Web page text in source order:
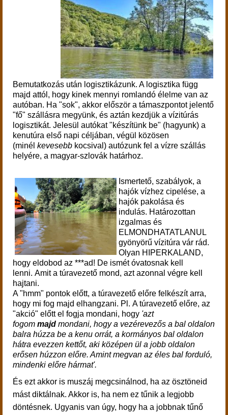
Bemutatkozás után logisztikázunk. A logisztika függ
majd attól, hogy kinek mennyi romlandó élelme van az
autóban. Ha "sok", akkor először a támaszpontot jelentő
"fő" szállásra megyünk, és aztán kezdjük a vízitúrás
logisztikát. Jelesül autókat "készítünk be" (hagyunk) a
kenutúra első napi céljában, végül közösen
(minél kevesebb kocsival) autózunk fel a vízre szállás
helyére, a magyar-szlovák határhoz.
Ismertető, szabályok, a
hajók vízhez cipelése, a
hajók pakolása és
indulás. Határozottan
izgalmas és
ELMONDHATATLANUL
gyönyörű vízitúra vár rád.
Olyan HIPERKALAND,
hogy eldobod az ***ad! De ismét óvatosnak kell
lenni. Amit a túravezető mond, azt azonnal végre kell
hajtani.
A "hmm" pontok előtt, a túravezető előre felkészít arra,
hogy mi fog majd elhangzani. Pl. A túravezető előre, az
"akció" előtt el fogja mondani, hogy 'azt
fogom majd mondani, hogy a vezérevezős a bal oldalon
balra húzza be a kenu orrát, a kormányos bal oldalon
hátra evezzen kettőt, aki középen ül a jobb oldalon
erősen húzzon előre. Amint megvan az éles bal forduló,
mindenki előre hármat'.
És ezt akkor is muszáj megcsinálnod, ha az ösztöneid
mást diktálnak. Akkor is, ha nem ez tűnik a legjobb
döntésnek. Ugyanis van úgy, hogy ha a jobbnak tűnő